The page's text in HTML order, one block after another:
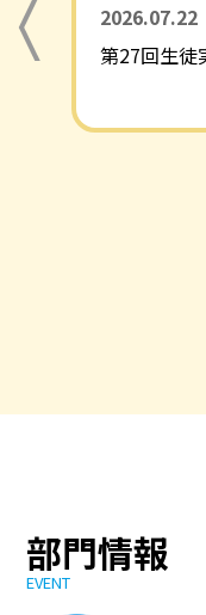
2026.07.22
第27回生徒
部門情報
EVENT